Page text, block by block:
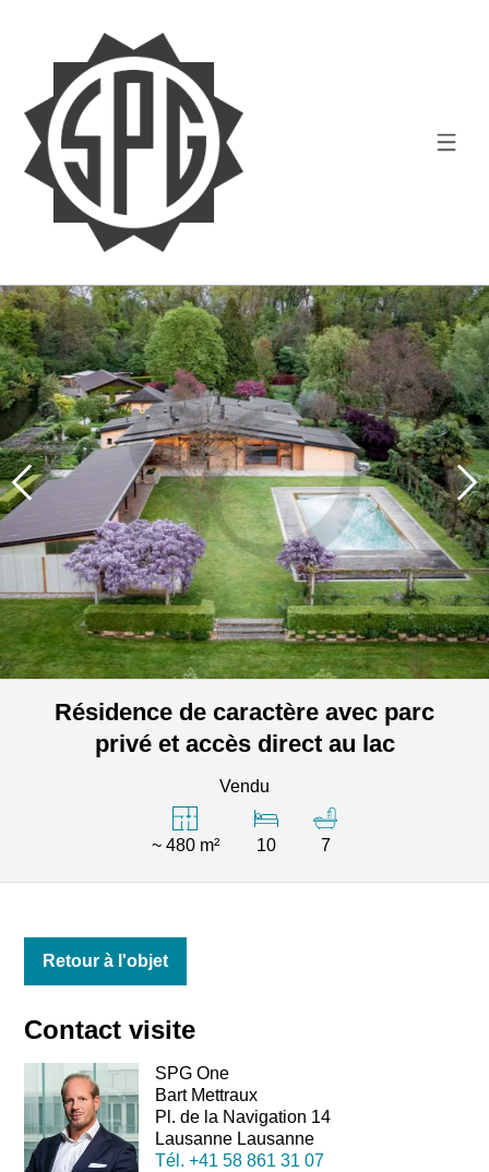
Résidence de caractère avec parc
privé et accès direct au lac
Vendu
~ 480 m² 10 7
Retour à l'objet
Contact visite
SPG One
Bart Mettraux
Pl. de la Navigation 14
Lausanne Lausanne
Tél. +41 58 861 31 07